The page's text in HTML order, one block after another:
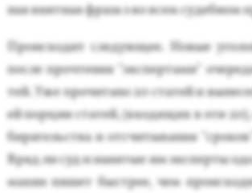
ная внят­ная фра­за з во всем су­деб­ном
Про­ис­хо­дит сле­ду­ющее. Но­вые
пос­ле проч­те­ния "эк­спер­та­ми"
тей. Уже про­чита­но 20 ста­тей и
ей пор­ции ста­тей, (вхо­дящих в эти
би­ратель­ства и от­счи­тыва­ния
Вряд ли суд и на­нятые им эк­спер­ты
махин пи­шет быс­трее, чем